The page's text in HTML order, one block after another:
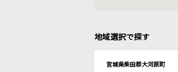
地域選択で探す
宮城県柴田郡大河原町